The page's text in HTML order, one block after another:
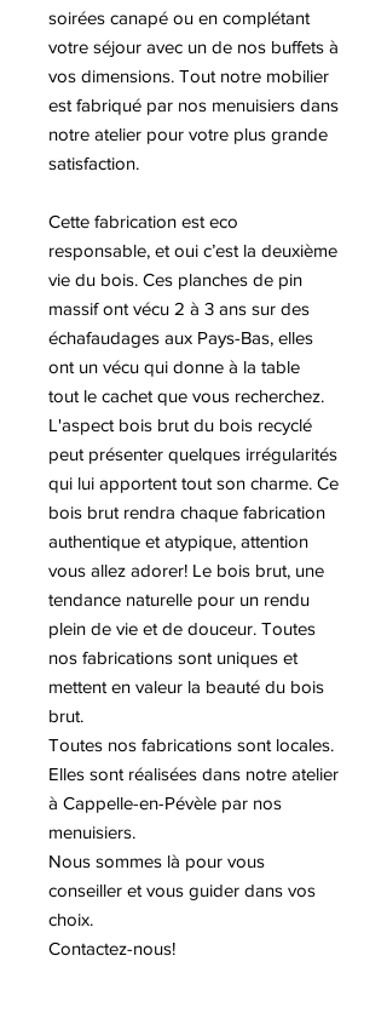
soirées canapé ou en complétant
votre séjour avec un de nos buffets à
vos dimensions. Tout notre mobilier
est fabriqué par nos menuisiers dans
notre atelier pour votre plus grande
satisfaction.
Cette fabrication est eco
responsable, et oui c’est la deuxième
vie du bois. Ces planches de pin
massif ont vécu 2 à 3 ans sur des
échafaudages aux Pays-Bas, elles
ont un vécu qui donne à la table
tout le cachet que vous recherchez.
L'aspect bois brut du bois recyclé
peut présenter quelques irrégularités
qui lui apportent tout son charme. Ce
bois brut rendra chaque fabrication
authentique et atypique, attention
vous allez adorer! Le bois brut, une
tendance naturelle pour un rendu
plein de vie et de douceur. Toutes
nos fabrications sont uniques et
mettent en valeur la beauté du bois
brut.
Toutes nos fabrications sont locales.
Elles sont réalisées dans notre atelier
à Cappelle-en-Pévèle par nos
menuisiers.
Nous sommes là pour vous
conseiller et vous guider dans vos
choix.
Contactez-nous!